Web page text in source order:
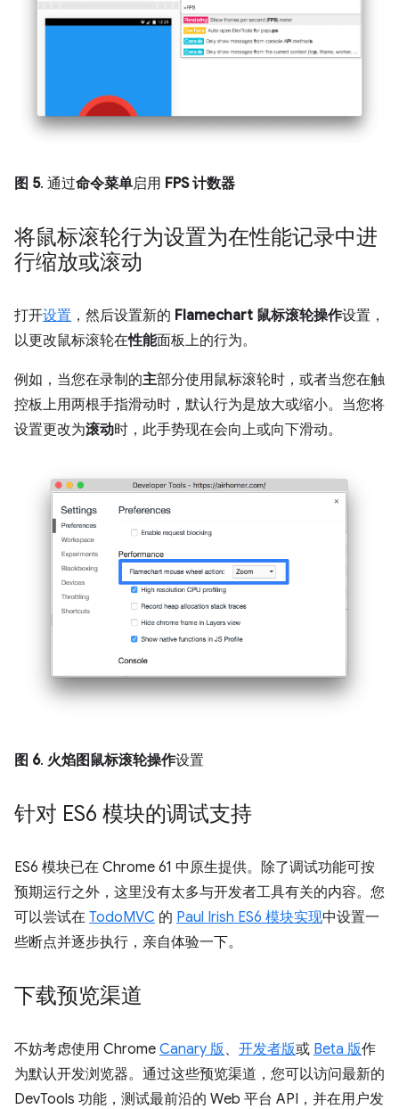
图 5. 通过命令菜单启用 FPS 计数器
将鼠标滚轮行为设置为在性能记录中进
行缩放或滚动
打开设置 ，然后设置新的 Flamechart 鼠标滚轮操作设置，
以更改鼠标滚轮在性能面板上的行为。
例如，当您在录制的主部分使用鼠标滚轮时，或者当您在触
控板上用两根手指滑动时，默认行为是放大或缩小。当您将
设置更改为滚动时，此手势现在会向上或向下滑动。
图 6. 火焰图鼠标滚轮操作设置
针对 ES6 模块的调试支持
ES6 模块已在 Chrome 61 中原生提供。除了调试功能可按
预期运行之外，这里没有太多与开发者工具有关的内容。您
可以尝试在 TodoMVC 的 Paul Irish ES6 模块实现中设置一
些断点并逐步执行，亲自体验一下。
下载预览渠道
不妨考虑使用 Chrome Canary 版 、 开发者版或 Beta 版作
为默认开发浏览器。通过这些预览渠道，您可以访问最新的
DevTools 功能，测试最前沿的 Web 平台 API，并在用户发